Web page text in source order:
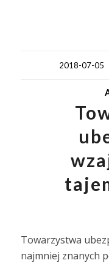
2018-07-05
/
Towarzystwa
najmniej znanych